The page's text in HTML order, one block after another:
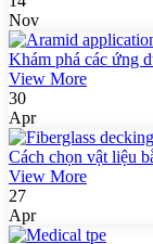
Nov
Khám phá các ứng
View More
30
Apr
Cách chọn vật liệu
View More
27
Apr